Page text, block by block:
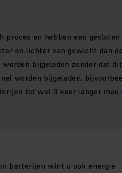
en hebben een
en lichter van gewicht dan
bijgeladen zonder dat
worden bijgeladen,
tot wel 3 keer langer mee
batterijen wint u ook energie